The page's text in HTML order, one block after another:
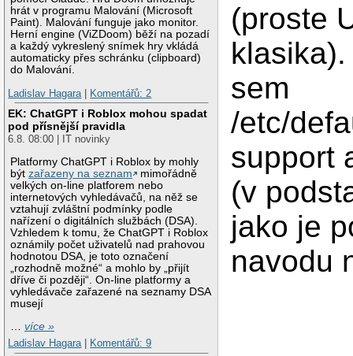
hrát v programu Malování (Microsoft
Paint). Malování funguje jako monitor.
Herní engine (ViZDoom) běží na pozadí
a každý vykreslený snímek hry vkládá
automaticky přes schránku (clipboard)
do Malování.
Ladislav Hagara
Komentářů: 2
EK: ChatGPT i Roblox mohou spadat
pod přísnější pravidla
6.8. 08:00 | IT novinky
Platformy ChatGPT i Roblox by mohly
býtzařazeny na seznam
mimořádně
velkých on-line platforem nebo
internetových vyhledávačů, na něž se
vztahují zvláštní podmínky podle
nařízení o digitálních službách (DSA).
Vzhledem k tomu, že ChatGPT i Roblox
oznámily počet uživatelů nad prahovou
hodnotou DSA, je toto označení
„rozhodně možné“ a mohlo by „přijít
dříve či později“. On-line platformy a
vyhledávače zařazené na seznamy DSA
musejí
…více »
Ladislav Hagara| Komentářů: 9
(proste
sem
/etc/
support
(v
jako je
navodu